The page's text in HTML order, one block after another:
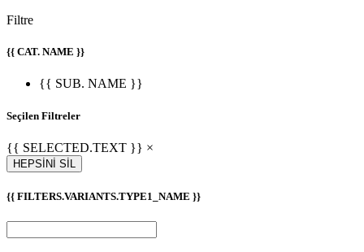
Filtre
{{ CAT. NAME }}
{{ SUB. NAME }}
Seçilen Filtreler
{{ SELECTED.TEXT }} ×
HEPSİNİ SİL
{{ FILTERS.VARIANTS.TYPE1_NAME }}